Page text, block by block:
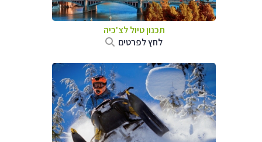
תכנון טיול לצ'כיה
לחץ לפרטים